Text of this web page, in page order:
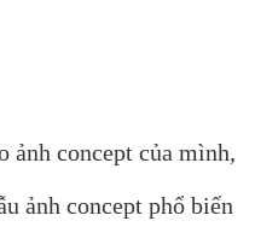
ảnh concept của mình,
ảnh concept phổ biến